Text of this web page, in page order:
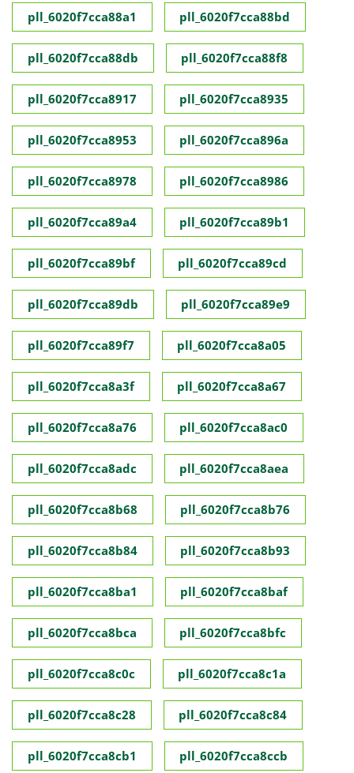
pll_6020f7cca88a1 pll_6020f7cca88bd
pll_6020f7cca88db pll_6020f7cca88f8
pll_6020f7cca8917 pll_6020f7cca8935
pll_6020f7cca8953 pll_6020f7cca896a
pll_6020f7cca8978 pll_6020f7cca8986
pll_6020f7cca89a4 pll_6020f7cca89b1
pll_6020f7cca89bf pll_6020f7cca89cd
pll_6020f7cca89db pll_6020f7cca89e9
pll_6020f7cca89f7 pll_6020f7cca8a05
pll_6020f7cca8a3f pll_6020f7cca8a67
pll_6020f7cca8a76 pll_6020f7cca8ac0
pll_6020f7cca8adc pll_6020f7cca8aea
pll_6020f7cca8b68 pll_6020f7cca8b76
pll_6020f7cca8b84 pll_6020f7cca8b93
pll_6020f7cca8ba1 pll_6020f7cca8baf
pll_6020f7cca8bca pll_6020f7cca8bfc
pll_6020f7cca8c0c pll_6020f7cca8c1a
pll_6020f7cca8c28 pll_6020f7cca8c84
pll_6020f7cca8cb1 pll_6020f7cca8ccb